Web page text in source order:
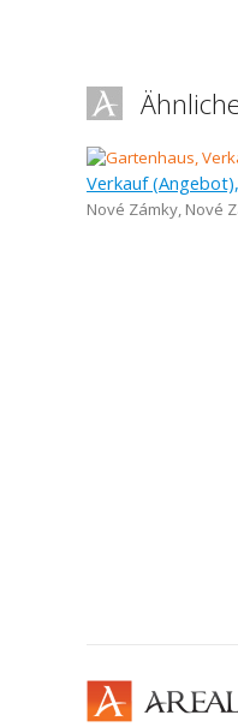
Verkauf
Nové Zámky, Nové